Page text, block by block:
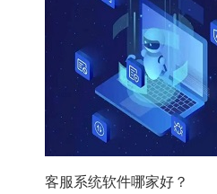
客服系统软件哪家好？